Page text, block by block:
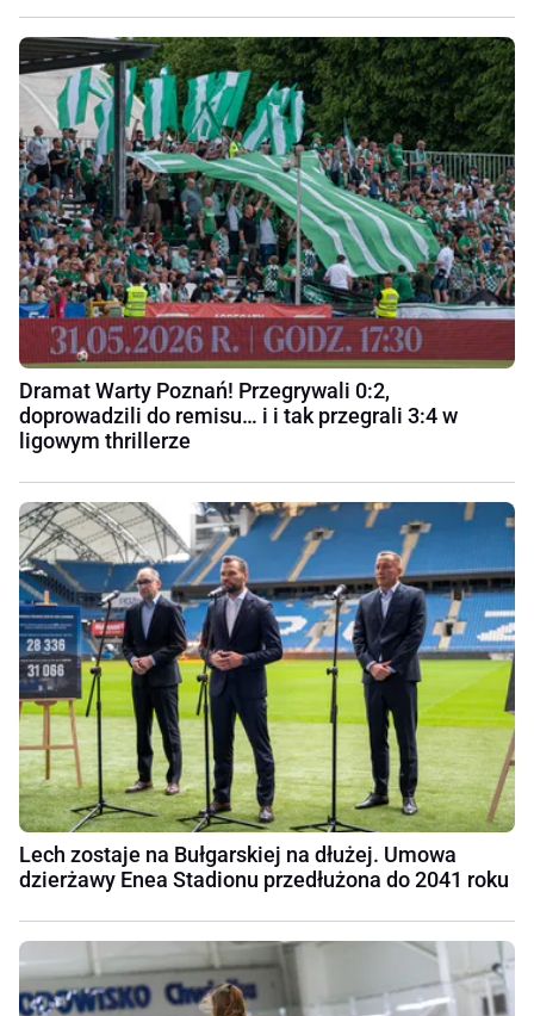
Dramat Warty Poznań! Przegrywali 0:2,
doprowadzili do remisu… i i tak przegrali 3:4 w
ligowym thrillerze
Lech zostaje na Bułgarskiej na dłużej. Umowa
dzierżawy Enea Stadionu przedłużona do 2041 roku